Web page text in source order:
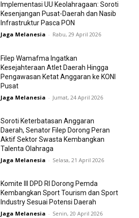
Implementasi UU Keolahragaan: Soroti
Kesenjangan Pusat-Daerah dan Nasib
Infrastruktur Pasca PON
Jaga Melanesia - Rabu, 29 April 2026
Filep Wamafma Ingatkan
Kesejahteraan Atlet Daerah Hingga
Pengawasan Ketat Anggaran ke KONI
Pusat
Jaga Melanesia - Jumat, 24 April 2026
Soroti Keterbatasan Anggaran
Daerah, Senator Filep Dorong Peran
Aktif Sektor Swasta Kembangkan
Talenta Olahraga
Jaga Melanesia - Selasa, 21 April 2026
Komite III DPD RI Dorong Pemda
Kembangkan Sport Tourism dan Sport
Industry Sesuai Potensi Daerah
Jaga Melanesia - Senin, 20 April 2026